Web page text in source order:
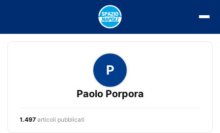
P
Paolo Porpora
1.497 articoli pubblicati